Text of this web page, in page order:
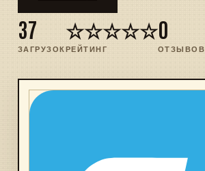
37
ЗАГРУЗОК
☆☆☆☆☆
РЕЙТИНГ
0
ОТЗЫВОВ